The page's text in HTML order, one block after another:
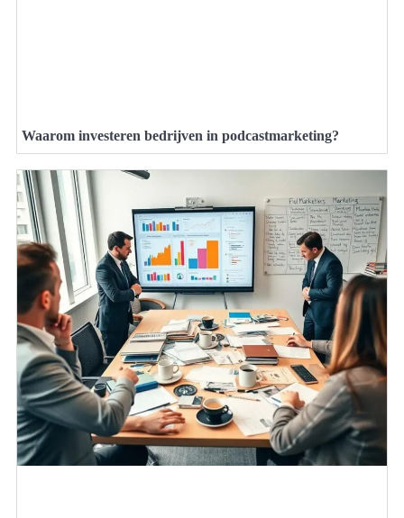
Waarom investeren bedrijven in podcastmarketing?